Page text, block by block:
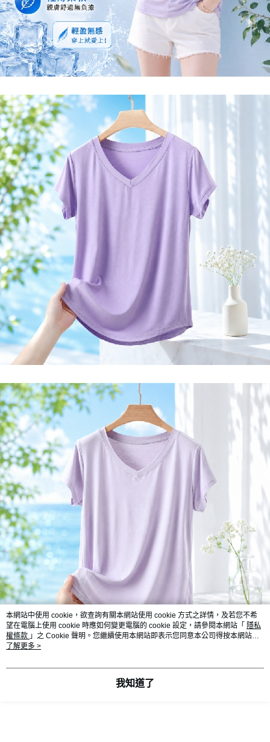
本網站中使用 cookie，欲查詢有關本網站使用 cookie 方式之詳情，及若您不希
望在電腦上使用 cookie 時應如何變更電腦的 cookie 設定，請參閱本網站「 隱私
權條款 」之 Cookie 聲明。您繼續使用本網站即表示您同意本公司得按本網站使
用條款之 Cookie 聲明使用 cookie。
了解更多 >
我知道了